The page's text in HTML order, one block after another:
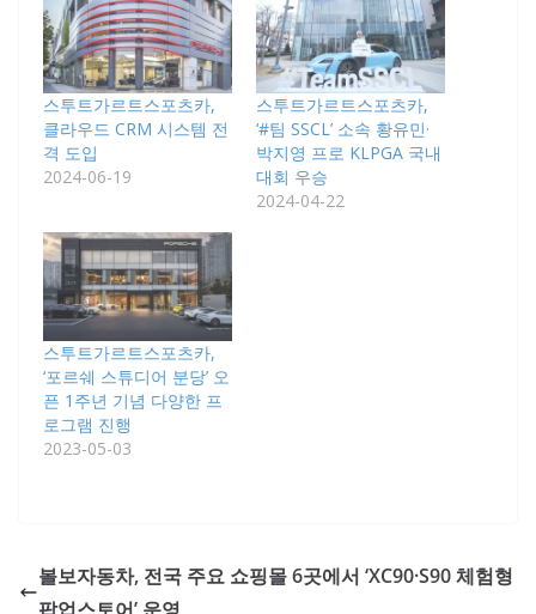
스투트가르트스포츠카,
클라우드 CRM 시스템 전
격 도입
2024-06-19
스투트가르트스포츠카,
‘#팀 SSCL’ 소속 황유민·
박지영 프로 KLPGA 국내
대회 우승
2024-04-22
스투트가르트스포츠카,
‘포르쉐 스튜디어 분당’ 오
픈 1주년 기념 다양한 프
로그램 진행
2023-05-03
볼보자동차, 전국 주요 쇼핑몰 6곳에서 ‘XC90·S90 체험형
팝업스토어’ 운영